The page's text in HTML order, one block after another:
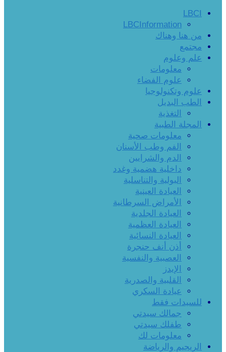
LBCI
LBCInformation
من هنا وهناك
مجتمع
علم وعلوم
معلومات
علوم الفضاء
علوم وتكنولوجيا
الطب البديل
التغذية
المجلة الطبية
معلومات صحية
الفم وطب الأسنان
الدم والشرايين
داخلية هضمية وغدد
البولية والتناسلية
العيادة العينية
الأمراض السرطانية
العيادة الجلدية
العيادة العظمية
العيادة النسائية
أذن أنف حنجرة
العصبية والنفسية
الإيدز
القلبية والصدرية
عيادة السكري
للسيدات فقط
جمالك سيدتي
طفلك سيدتي
معلومات لك
الريجيم والرياضة